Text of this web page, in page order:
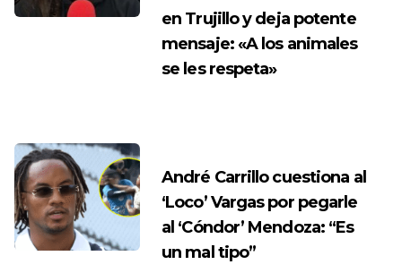
en Trujillo y deja potente
mensaje: «A los animales
se les respeta»
André Carrillo cuestiona al
‘Loco’ Vargas por pegarle
al ‘Cóndor’ Mendoza: “Es
un mal tipo”